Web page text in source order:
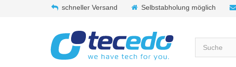
schneller Versand Selbstabholung möglich